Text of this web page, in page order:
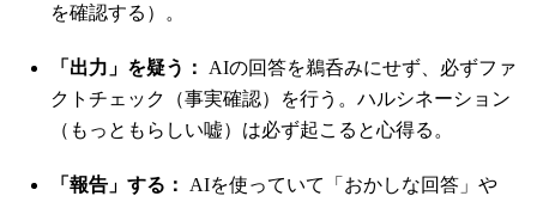
を確認する）。
「出力」を疑う：
AIの回答を鵜呑みにせず、必ずファ
クトチェック（事実確認）を行う。ハルシネーション
（もっともらしい嘘）は必ず起こると心得る。
「報告」する：
AIを使っていて「おかしな回答」や